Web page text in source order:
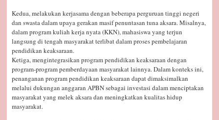
Kedua, melakukan kerjasama dengan beberapa perguruan tinggi negeri
dan swasta dalam upaya gerakan masif penuntasan tuna aksara. Misalnya,
dalam program kuliah kerja nyata (KKN), mahasiswa yang terjun
langsung di tengah masyarakat terlibat dalam proses pembelajaran
pendidikan keaksaraan.
Ketiga, mengintegrasikan program pendidikan keaksaraan dengan
program-program pemberdayaan masyarakat lainnya. Dalam konteks ini,
penanganan program pendidikan keaksaraan dapat dimaksimalkan
melalui dukungan anggaran APBN sebagai investasi dalam menciptakan
masyarakat yang melek aksara dan meningkatkan kualitas hidup
masyarakat.